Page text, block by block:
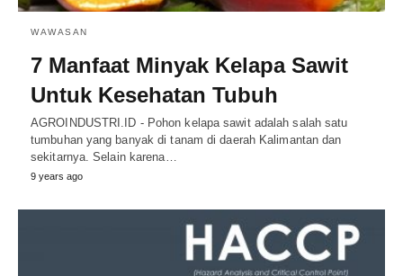
WAWASAN
7 Manfaat Minyak Kelapa Sawit
Untuk Kesehatan Tubuh
AGROINDUSTRI.ID - Pohon kelapa sawit adalah salah satu
tumbuhan yang banyak di tanam di daerah Kalimantan dan
sekitarnya. Selain karena…
9 years ago